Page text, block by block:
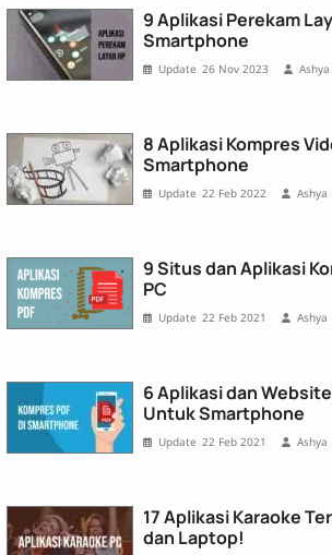
9 Aplikasi Perekam
Smartphone
26 Nov 2023 Ashya
8 Aplikasi Kompres
Smartphone
22 Feb 2022 Ashya
9 Situs dan Aplikasi
PC
22 Feb 2021 Ashya
6 Aplikasi dan
Untuk Smartphone
22 Feb 2021 Ashya
17 Aplikasi Karaoke
dan Laptop!